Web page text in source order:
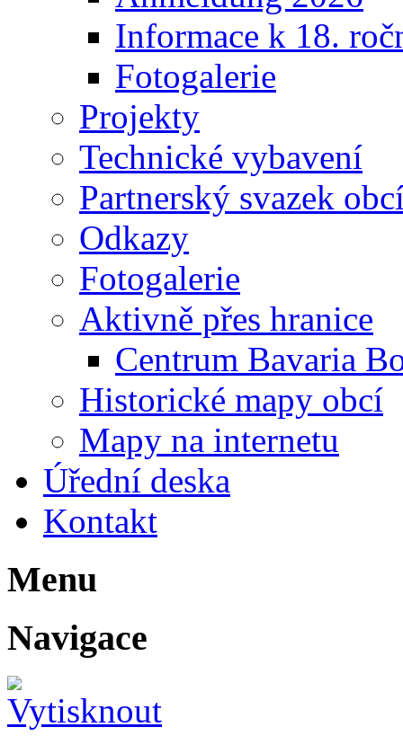
Informace k 18.
Fotogalerie
Projekty
Technické vybavení
Partnerský svazek
Odkazy
Fotogalerie
Aktivně přes hranice
Centrum Bavaria
Historické mapy obcí
Mapy na internetu
Úřední deska
Kontakt
Menu
Navigace